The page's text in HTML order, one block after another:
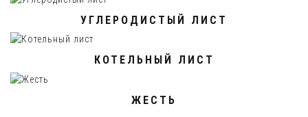
УГЛЕРОДИСТЫЙ ЛИСТ
КОТЕЛЬНЫЙ ЛИСТ
ЖЕСТЬ